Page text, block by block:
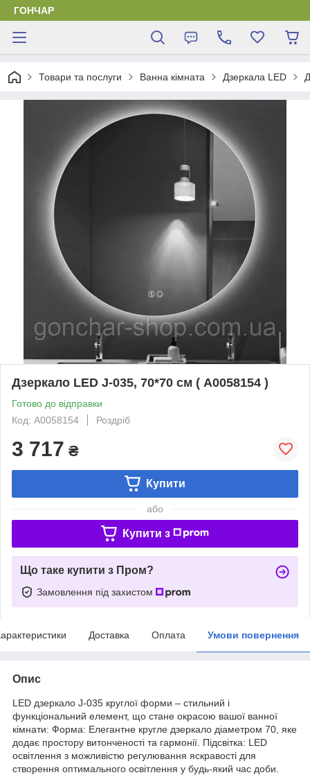
ГОНЧАР
Товари та послуги Ванна кімната Дзеркала LED
Дзеркало LED J-035, 70*70 см ( А0058154 )
Готово до відправки
Код: А0058154
Роздріб
3 717 ₴
Купити
або
Купити з
Що таке купити з Пром?
Замовлення під захистом
Доставка Оплата Умови повернення
Опис
LED дзеркало J-035 круглої форми – стильний і
функціональний елемент, що стане окрасою вашої ванної
кімнати: Форма: Елегантне кругле дзеркало діаметром 70, яке
додає простору витонченості та гармонії. Підсвітка: LED
освітлення з можливістю регулювання яскравості для
створення оптимального освітлення у будь-який час доби.